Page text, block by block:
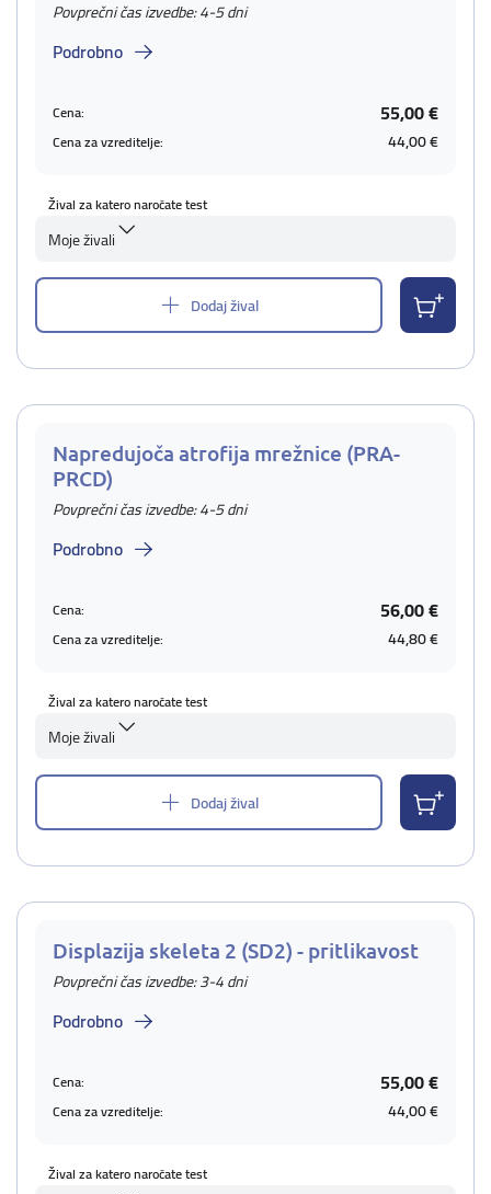
Povprečni čas izvedbe: 4-5 dni
Podrobno
Cena: 55,00 €
Cena za vzreditelje: 44,00 €
Žival za katero naročate test
Moje živali
Dodaj žival
Napredujoča atrofija mrežnice (PRA-
PRCD)
Povprečni čas izvedbe: 4-5 dni
Podrobno
Cena: 56,00 €
Cena za vzreditelje: 44,80 €
Žival za katero naročate test
Moje živali
Dodaj žival
Displazija skeleta 2 (SD2) - pritlikavost
Povprečni čas izvedbe: 3-4 dni
Podrobno
Cena: 55,00 €
Cena za vzreditelje: 44,00 €
Žival za katero naročate test